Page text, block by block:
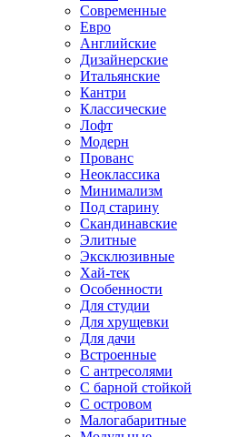
Современные
Евро
Английские
Дизайнерские
Итальянские
Кантри
Классические
Лофт
Модерн
Прованс
Неоклассика
Минимализм
Под старину
Скандинавские
Элитные
Эксклюзивные
Хай-тек
Особенности
Для студии
Для хрущевки
Для дачи
Встроенные
С антресолями
С барной стойкой
С островом
Малогабаритные